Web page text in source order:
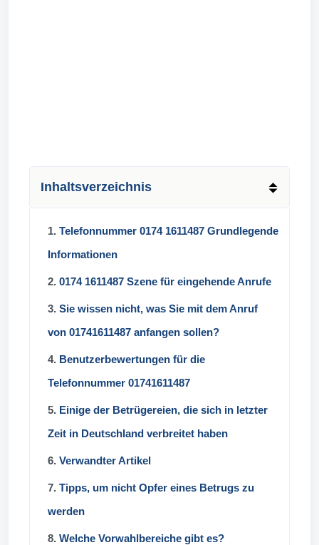
Inhaltsverzeichnis
1. Telefonnummer 0174 1611487 Grundlegende
Informationen
2. 0174 1611487 Szene für eingehende Anrufe
3. Sie wissen nicht, was Sie mit dem Anruf
von 01741611487 anfangen sollen?
4. Benutzerbewertungen für die
Telefonnummer 01741611487
5. Einige der Betrügereien, die sich in letzter
Zeit in Deutschland verbreitet haben
6. Verwandter Artikel
7. Tipps, um nicht Opfer eines Betrugs zu
werden
8. Welche Vorwahlbereiche gibt es?